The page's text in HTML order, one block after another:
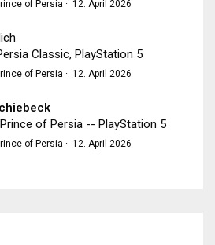
of Persia · 12. April 2026
Classic, PlayStation 5
of Persia · 12. April 2026
of Persia -- PlayStation 5
of Persia · 12. April 2026